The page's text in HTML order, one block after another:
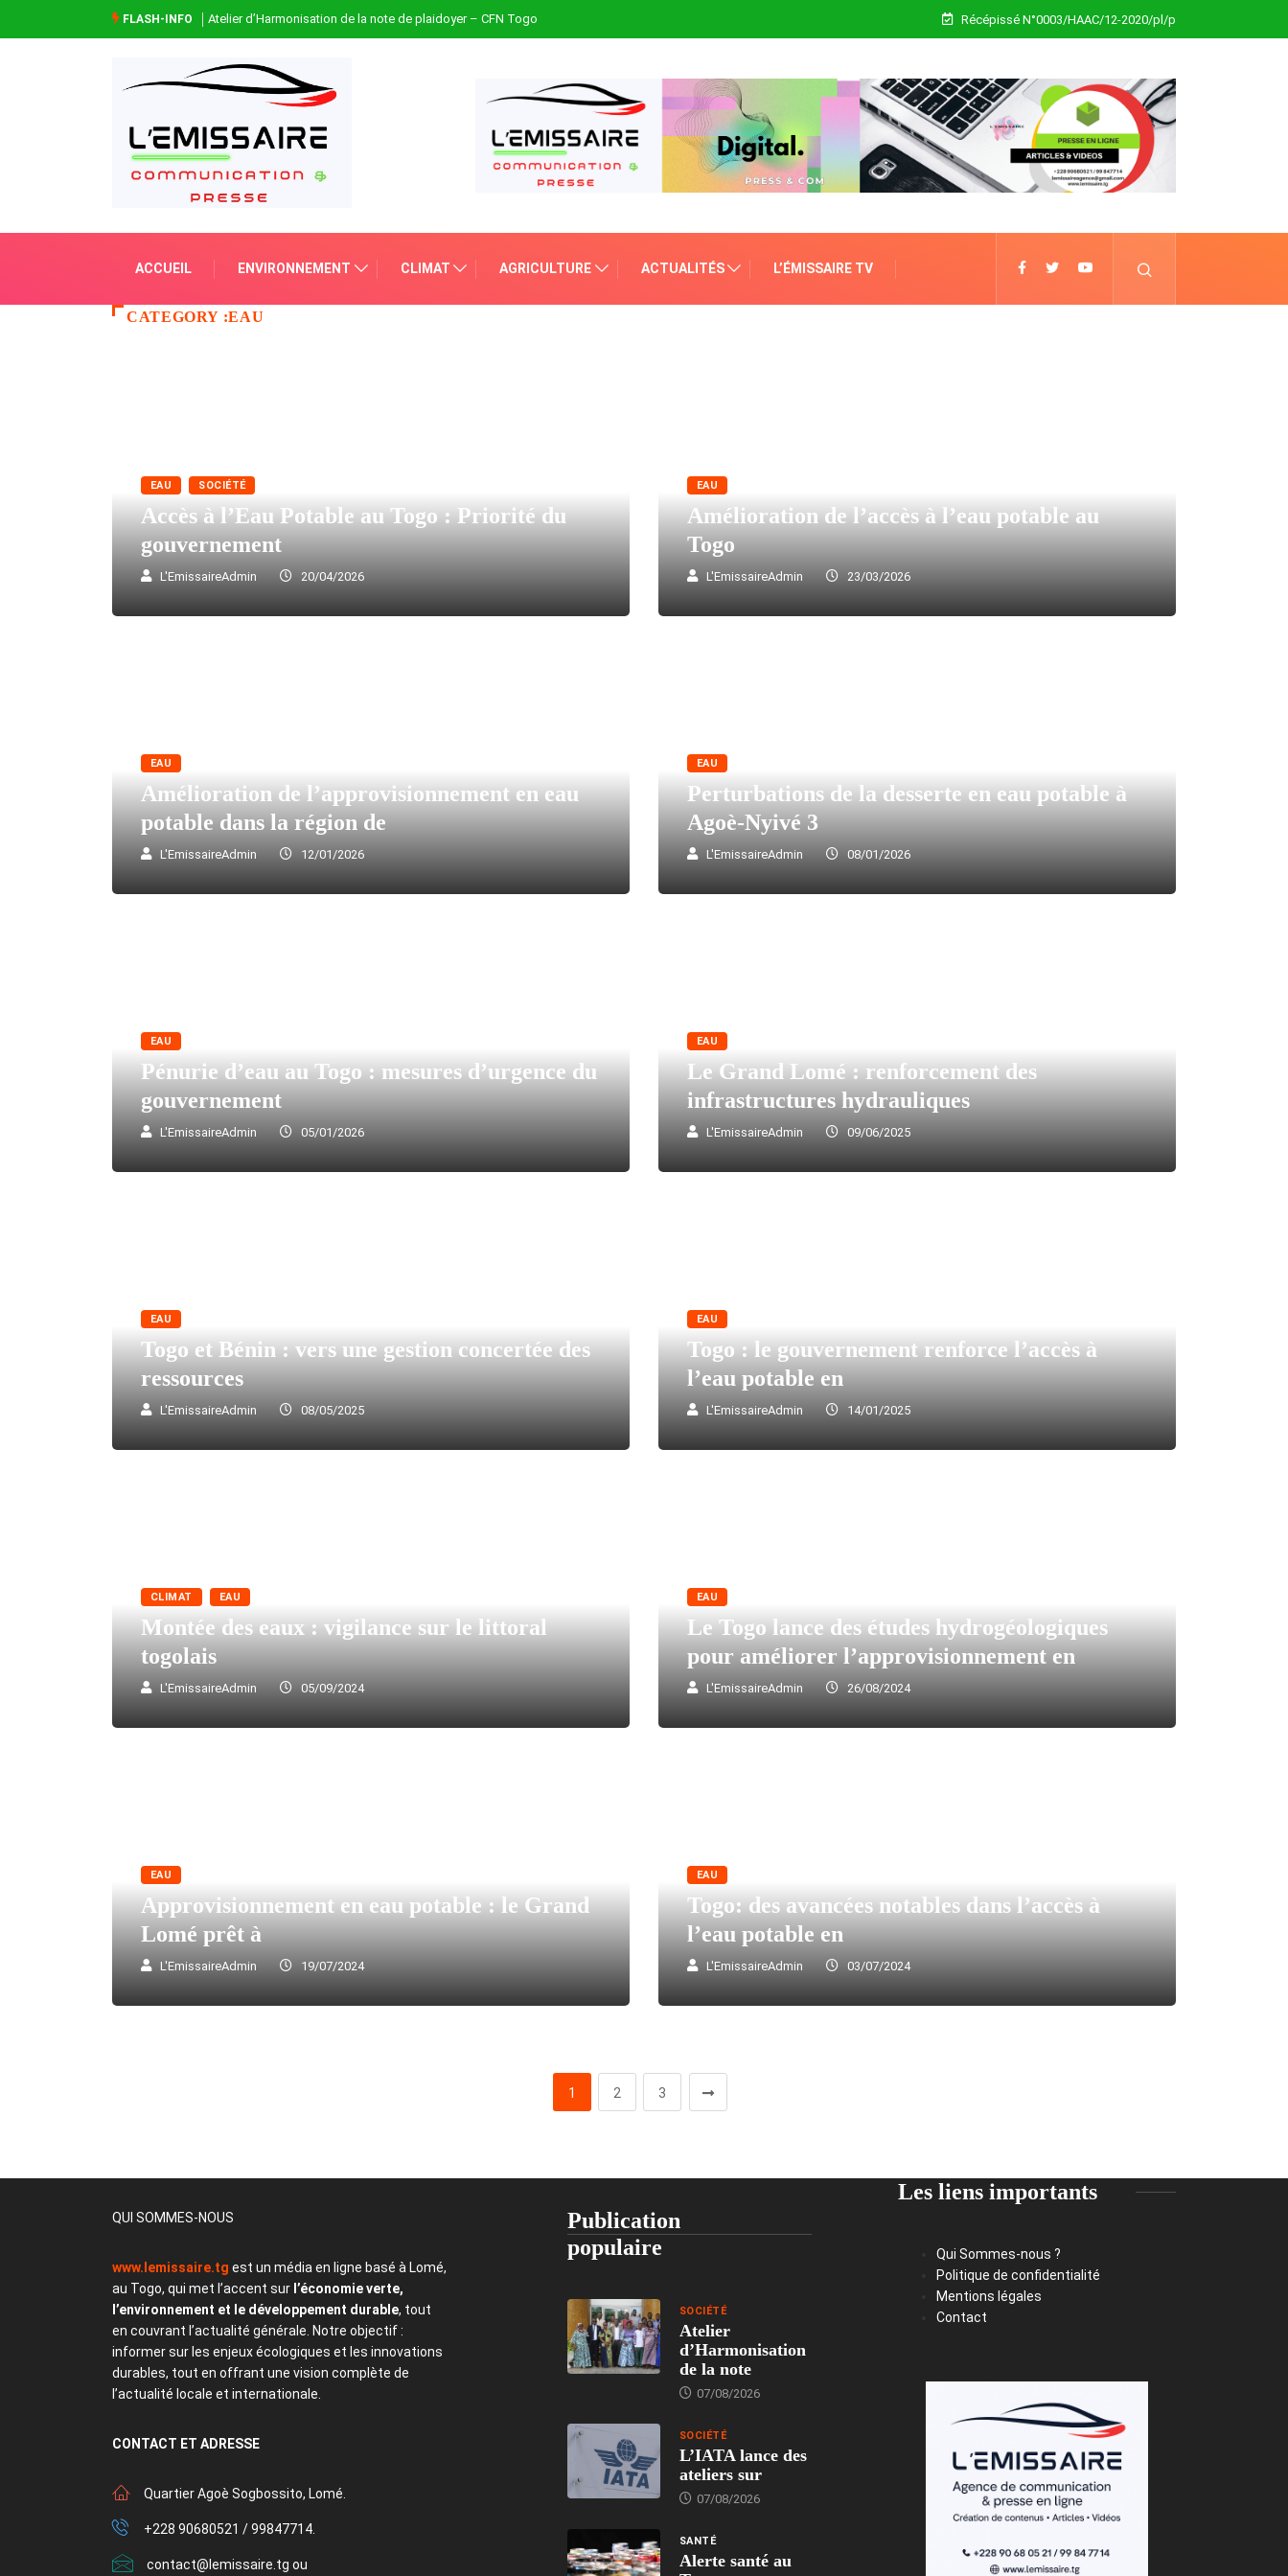
FLASH-INFO Atelier d’Harmonisation de la note de plaidoyer – CFN Togo Récépissé N°0003/HAAC/12-2020/pl/p
ACCUEIL ENVIRONNEMENT CLIMAT AGRICULTURE ACTUALITÉS L’ÉMISSAIRE TV
CATEGORY :EAU
EAU SOCIÉTÉ
Accès à l’Eau Potable au Togo : Priorité du
gouvernement
L'EmissaireAdmin 20/04/2026
EAU
Amélioration de l’accès à l’eau potable au
Togo
L'EmissaireAdmin 23/03/2026
EAU
Amélioration de l’approvisionnement en eau
potable dans la région de
L'EmissaireAdmin 12/01/2026
EAU
Perturbations de la desserte en eau potable à
Agoè-Nyivé 3
L'EmissaireAdmin 08/01/2026
EAU
Pénurie d’eau au Togo : mesures d’urgence du
gouvernement
L'EmissaireAdmin 05/01/2026
EAU
Le Grand Lomé : renforcement des
infrastructures hydrauliques
L'EmissaireAdmin 09/06/2025
EAU
Togo et Bénin : vers une gestion concertée des
ressources
L'EmissaireAdmin 08/05/2025
EAU
Togo : le gouvernement renforce l’accès à
l’eau potable en
L'EmissaireAdmin 14/01/2025
CLIMAT EAU
Montée des eaux : vigilance sur le littoral
togolais
L'EmissaireAdmin 05/09/2024
EAU
Le Togo lance des études hydrogéologiques
pour améliorer l’approvisionnement en
L'EmissaireAdmin 26/08/2024
EAU
Approvisionnement en eau potable : le Grand
Lomé prêt à
L'EmissaireAdmin 19/07/2024
EAU
Togo: des avancées notables dans l’accès à
l’eau potable en
L'EmissaireAdmin 03/07/2024
1 2 3
QUI SOMMES-NOUS
www.lemissaire.tg est un média en ligne basé à Lomé,
au Togo, qui met l’accent sur l’économie verte,
l’environnement et le développement durable, tout
en couvrant l’actualité générale. Notre objectif :
informer sur les enjeux écologiques et les innovations
durables, tout en offrant une vision complète de
l’actualité locale et internationale.
CONTACT ET ADRESSE
Quartier Agoè Sogbossito, Lomé.
+228 90680521 / 99847714.
contact@lemissaire.tg ou
Publication
populaire
SOCIÉTÉ
Atelier
d’Harmonisation
de la note
07/08/2026
SOCIÉTÉ
L’IATA lance des
ateliers sur
07/08/2026
SANTÉ
Alerte santé au
Les liens importants
Qui Sommes-nous ?
Politique de confidentialité
Mentions légales
Contact